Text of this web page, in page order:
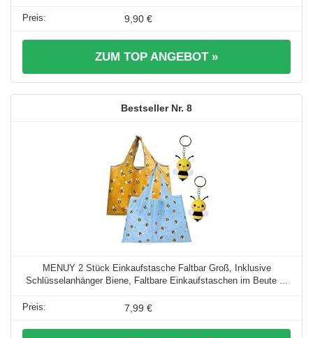
9,90 €
ZUM TOP ANGEBOT »
8
MENUY 2 Stück Einkaufstasche Faltbar Groß, Inklusive
Schlüsselanhänger Biene, Faltbare Einkaufstaschen im Beute ...
7,99 €